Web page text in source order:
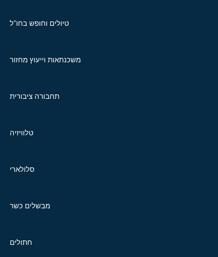
טיולים וחופש בחו"ל
משכנתאות וייעוץ מחזור
תחבורה ציבורית
טלוויזיה
סלולארי
מבשלים כשר
חתולים